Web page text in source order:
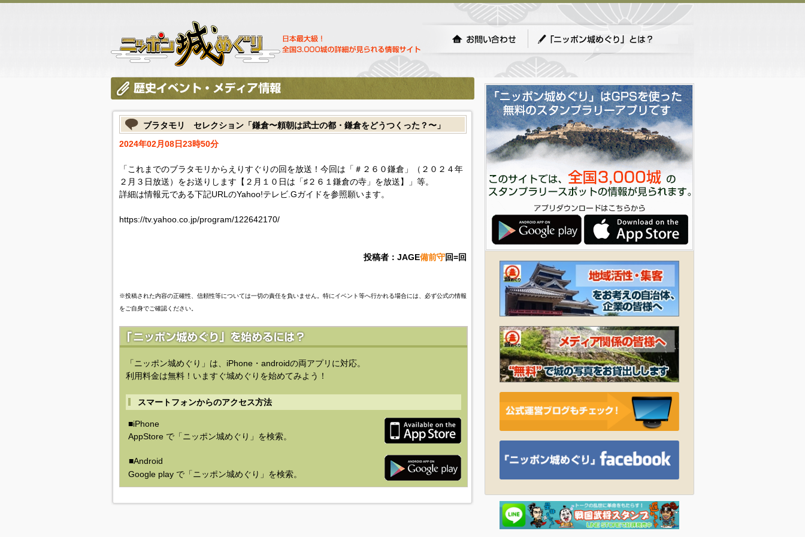
ブラタモリ セレクション「鎌倉〜頼朝は武士の都・鎌倉をどうつくった？〜」
2024年02月08日23時50分
「これまでのブラタモリからえりすぐりの回を放送！今回は「＃２６０鎌倉」（２０２４年
２月３日放送）をお送りします【２月１０日は「♯２６１鎌倉の寺」を放送】」等。
詳細は情報元である下記URLのYahoo!テレビ.Gガイドを参照願います。
https://tv.yahoo.co.jp/program/122642170/
投稿者：JAGE備前守回=回
※投稿された内容の正確性、信頼性等については一切の責任を負いません。特にイベント等へ行かれる場合には、必ず公式の情報
をご自身でご確認ください。
「ニッポン城めぐり」は、iPhone・androidの両アプリに対応。
利用料金は無料！いますぐ城めぐりを始めてみよう！
スマートフォンからのアクセス方法
■iPhone
AppStore で「ニッポン城めぐり」を検索。
■Android
Google play で「ニッポン城めぐり」を検索。